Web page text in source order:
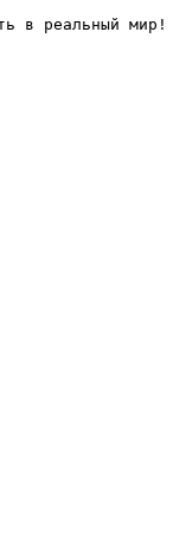
в реальный мир!